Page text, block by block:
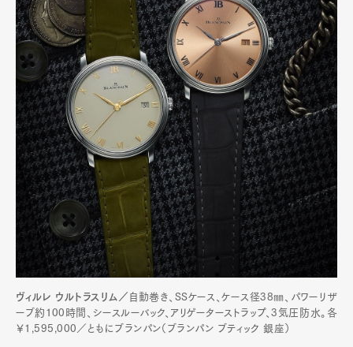
ヴィルレ ウルトラスリム／ 自動巻き、SSケース、ケース径38㎜、パワーリザ
ーブ約100時間、シースルーバック、アリゲーターストラップ、3気圧防水。各
￥1,595,000／ともにブランパン（ブランパン ブティック 銀座）